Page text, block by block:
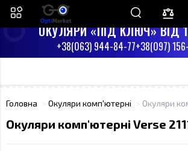
ПН-СБ З 9:00 ДО 17:00
НД - ВИХІДНИЙ
ОКУЛЯРИ «ПІД КЛЮЧ» ВІД
+38(063) 944-84-77+38(097)
Головна Окуляри комп'ютерні Окуляри
Окуляри комп'ютерні Verse